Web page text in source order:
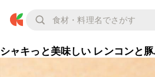
シャキっと美味しい レンコンと